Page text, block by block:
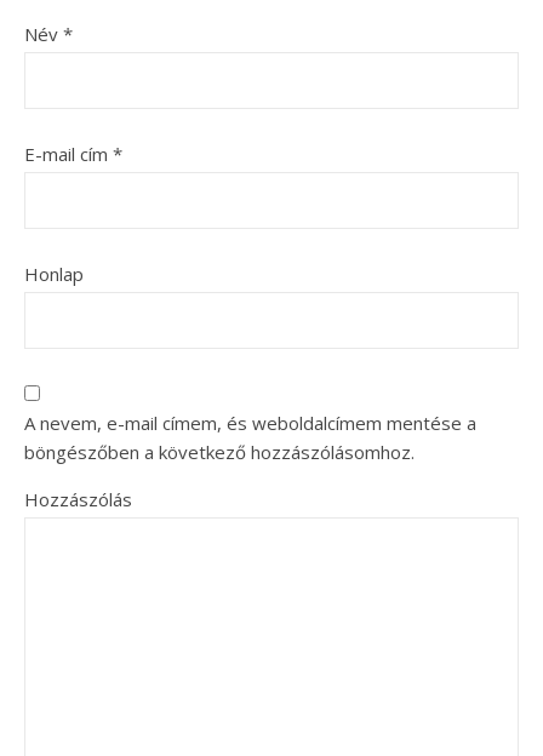
Név *
E-mail cím *
Honlap
A nevem, e-mail címem, és weboldalcímem mentése a
böngészőben a következő hozzászólásomhoz.
Hozzászólás